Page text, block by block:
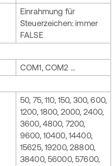
Einrahmung für
Steuerzeichen: immer
FALSE
COM1, COM2 ...
50, 75, 110, 150, 300, 600,
1200, 1800, 2000, 2400,
3600, 4800, 7200,
9600, 10400, 14400,
15625, 19200, 28800,
38400, 56000, 57600,